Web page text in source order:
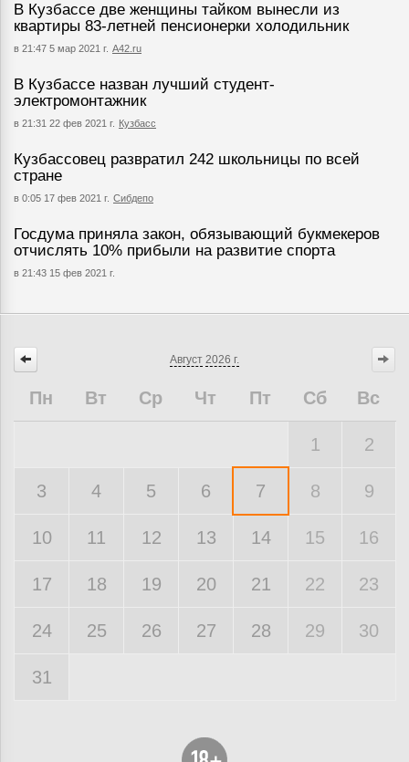
В Кузбассе две женщины тайком вынесли из
квартиры 83-летней пенсионерки холодильник
в 21:47 5 мар 2021 г. А42.ru
В Кузбассе назван лучший студент-
электромонтажник
в 21:31 22 фев 2021 г. Кузбасс
Кузбассовец развратил 242 школьницы по всей
стране
в 0:05 17 фев 2021 г. Сибдепо
Госдума приняла закон, обязывающий букмекеров
отчислять 10% прибыли на развитие спорта
в 21:43 15 фев 2021 г.
Август 2026 г.
Пн Вт Ср Чт Пт Сб Вс
1 2
3 4 5 6 7 8 9
10 11 12 13 14 15 16
17 18 19 20 21 22 23
24 25 26 27 28 29 30
31